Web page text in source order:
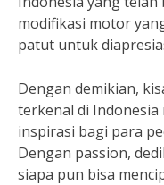
modifikasi motor
patut untuk
Dengan demikian,
terkenal di
inspirasi bagi para
Dengan passion,
siapa pun bisa